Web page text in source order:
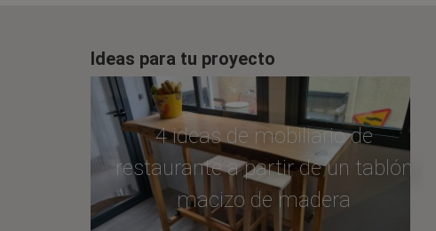
Ideas para tu proyecto
4 ideas de mobiliario de
restaurante a partir de un tablón
macizo de madera